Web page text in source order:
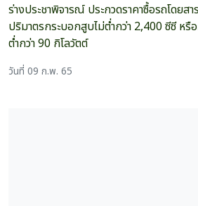
ร่างประชาพิจารณ์ ประกวดราคาซื้อรถโดยส
ปริมาตรกระบอกสูบไม่ต่ำกว่า 2,400 ซีซี ห
ต่ำกว่า 90 กิโลวัตต์
วันที่ 09 ก.พ. 65